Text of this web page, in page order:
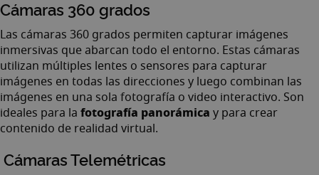
Cámaras 360 grados
Las cámaras 360 grados permiten capturar imágenes
inmersivas que abarcan todo el entorno. Estas cámaras
utilizan múltiples lentes o sensores para capturar
imágenes en todas las direcciones y luego combinan las
imágenes en una sola fotografía o video interactivo. Son
ideales para la fotografía panorámica y para crear
contenido de realidad virtual.
Cámaras Telemétricas